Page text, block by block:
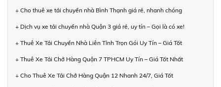
+ Cho thuê xe tải chuyển nhà Bình Thạnh giá rẻ, nhanh chóng
+ Dịch vụ xe tải chuyển nhà Quận 3 giá rẻ, uy tín – Gọi là có xe!
+ Thuê Xe Tải Chuyển Nhà Liên Tỉnh Trọn Gói Uy Tín – Giá Tốt
+ Thuê Xe Tải Chở Hàng Quận 7 TPHCM Uy Tín – Giá Tốt Nhất
+ Cho Thuê Xe Tải Chở Hàng Quận 12 Nhanh 24/7, Giá Tốt